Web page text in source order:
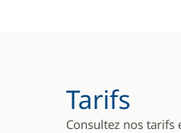
Tarifs
Consultez nos